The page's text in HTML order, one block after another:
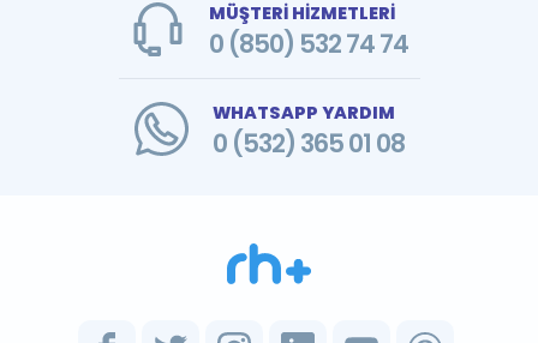
MÜŞTERİ HİZMETLERİ
0 (850) 532 74 74
WHATSAPP YARDIM
0 (532) 365 01 08